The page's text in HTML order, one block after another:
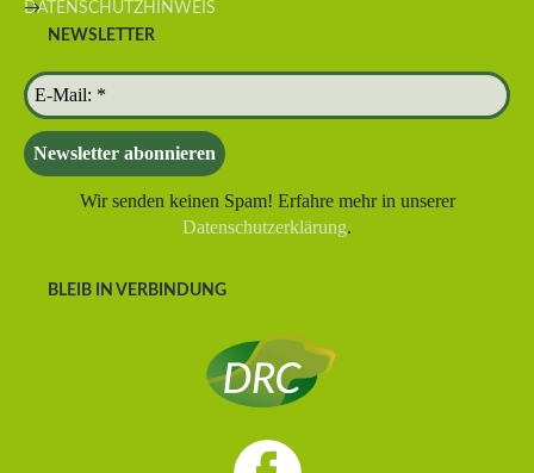
DATENSCHUTZHINWEIS
NEWSLETTER
Wir senden keinen Spam! Erfahre mehr in unserer
Datenschutzerklärung.
BLEIB IN VERBINDUNG